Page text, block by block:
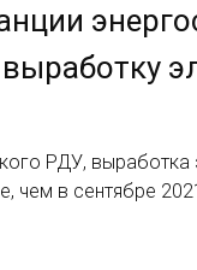
РДУ, выработка
чем в сентябре